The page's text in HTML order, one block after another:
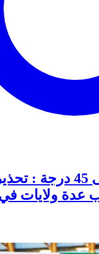
حرارة تصل إلى 45 درجة
عدة ولايات